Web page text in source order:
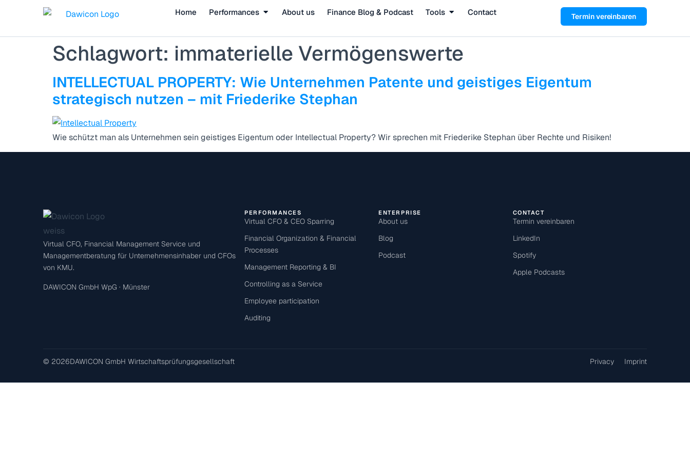
Home Performances About us Finance Blog & Podcast Tools Contact Termin vereinbaren
Schlagwort: immaterielle Vermögenswerte
INTELLECTUAL PROPERTY: Wie Unternehmen Patente und geistiges Eigentum
strategisch nutzen – mit Friederike Stephan
Wie schützt man als Unternehmen sein geistiges Eigentum oder Intellectual Property? Wir sprechen mit Friederike Stephan über Rechte und Risiken!
Virtual CFO, Financial Management Service und
Managementberatung für Unternehmensinhaber und CFOs
von KMU.
DAWICON GmbH WpG · Münster
PERFORMANCES
Virtual CFO & CEO Sparring
Financial Organization & Financial
Processes
Management Reporting & BI
Controlling as a Service
Employee participation
Auditing
ENTERPRISE
About us
Blog
Podcast
CONTACT
Termin vereinbaren
LinkedIn
Spotify
Apple Podcasts
© 2026DAWICON GmbH Wirtschaftsprüfungsgesellschaft Privacy Imprint